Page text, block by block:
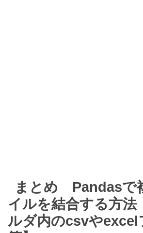
まとめ Pandasで
イルを結合する方法
ルダ内のcsvやexcel